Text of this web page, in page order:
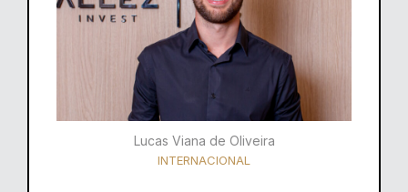
Lucas Viana de Oliveira
INTERNACIONAL